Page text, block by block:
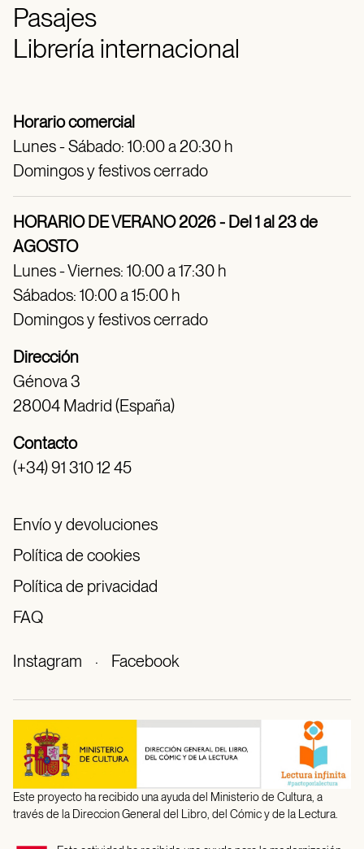
Pasajes
Librería internacional
Horario comercial
Lunes - Sábado: 10:00 a 20:30 h
Domingos y festivos cerrado
HORARIO DE VERANO 2026 - Del 1 al 23 de
AGOSTO
Lunes - Viernes: 10:00 a 17:30 h
Sábados: 10:00 a 15:00 h
Domingos y festivos cerrado
Dirección
Génova 3
28004 Madrid (España)
Contacto
(+34) 91 310 12 45
Envío y devoluciones
Política de cookies
Política de privacidad
FAQ
Instagram · Facebook
Este proyecto ha recibido una ayuda del Ministerio de Cultura, a
través de la Direccion General del Libro, del Cómic y de la Lectura.